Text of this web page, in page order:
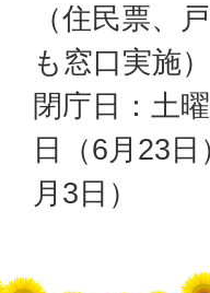
（住民票、
も窓口実施）
閉庁日：土
日（6月23
月3日）